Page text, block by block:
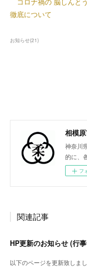
徹底について
お知らせ(21)
相模
神奈川
的に、
フ
関連記事
HP更新のお知らせ (行
以下のページを更新致